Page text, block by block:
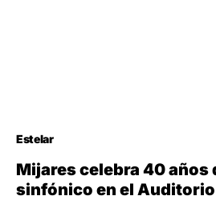
Estelar
Mijares celebra 40 años
sinfónico en el